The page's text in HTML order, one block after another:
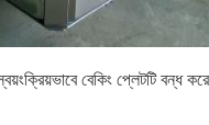
বেকিং প্লেটটি